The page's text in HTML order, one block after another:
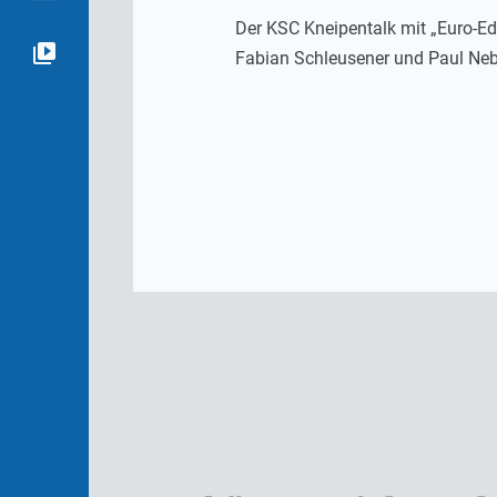
Der KSC Kneipentalk mit „Euro-
Fabian Schleusener und Paul